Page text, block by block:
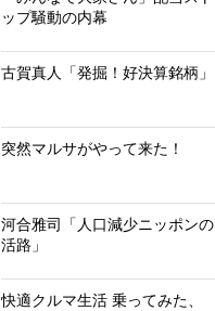
ップ騒動の内幕
古賀真人「発掘！好決算銘柄」
突然マルサがやって来た！
河合雅司「人口減少ニッポンの
活路」
快適クルマ生活 乗ってみた、